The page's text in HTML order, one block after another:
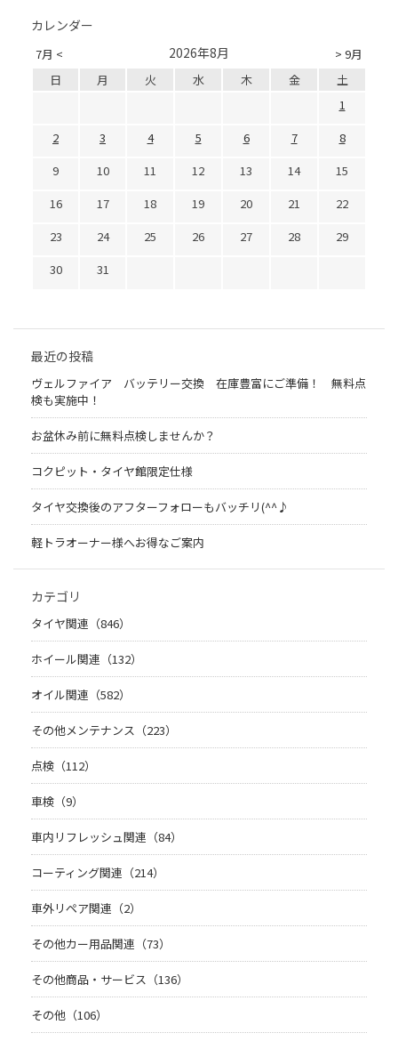
カレンダー
7月 < > 9月
2026年8月
日 月 火 水 木 金
土
1
2
3 4 5 6 7
8
9
10 11 12 13 14
15
16
17 18 19 20 21
22
23
24 25 26 27 28
29
30
31
最近の投稿
ヴェルファイア バッテリー交換 在庫豊富にご準備！ 無料点
検も実施中！
お盆休み前に無料点検しませんか？
コクピット・タイヤ館限定仕様
タイヤ交換後のアフターフォローもバッチリ(^^♪
軽トラオーナー様へお得なご案内
カテゴリ
タイヤ関連（846）
ホイール関連（132）
オイル関連（582）
その他メンテナンス（223）
点検（112）
車検（9）
車内リフレッシュ関連（84）
コーティング関連（214）
車外リペア関連（2）
その他カー用品関連（73）
その他商品・サービス（136）
その他（106）